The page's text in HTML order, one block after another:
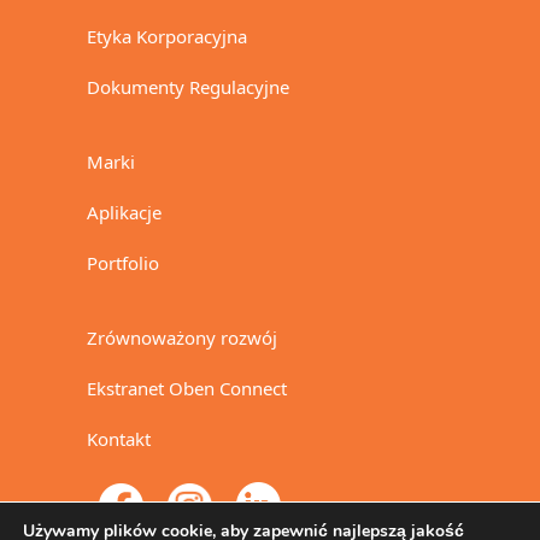
Etyka Korporacyjna
Dokumenty Regulacyjne
Marki
Aplikacje
Portfolio
Zrównoważony rozwój
Ekstranet Oben Connect
Kontakt
Używamy plików cookie, aby zapewnić najlepszą jakość